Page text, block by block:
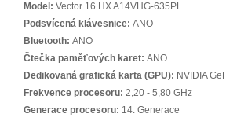
Model: Vector 16 HX A14VHG-635PL
Podsvícená klávesnice: ANO
Bluetooth: ANO
Čtečka paměťových karet: ANO
Dedikovaná grafická karta (GPU): NVIDIA
Frekvence procesoru: 2,20 - 5,80 GHz
Generace procesoru: 14. Generace